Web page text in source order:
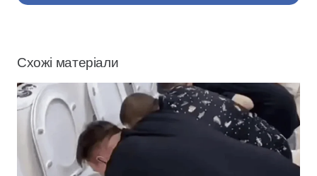
Схожі матеріали